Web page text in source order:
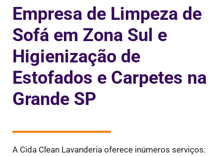
Empresa de Limpeza de
Sofá em Zona Sul e
Higienização de
Estofados e Carpetes na
Grande SP
A Cida Clean Lavanderia oferece inúmeros serviços: